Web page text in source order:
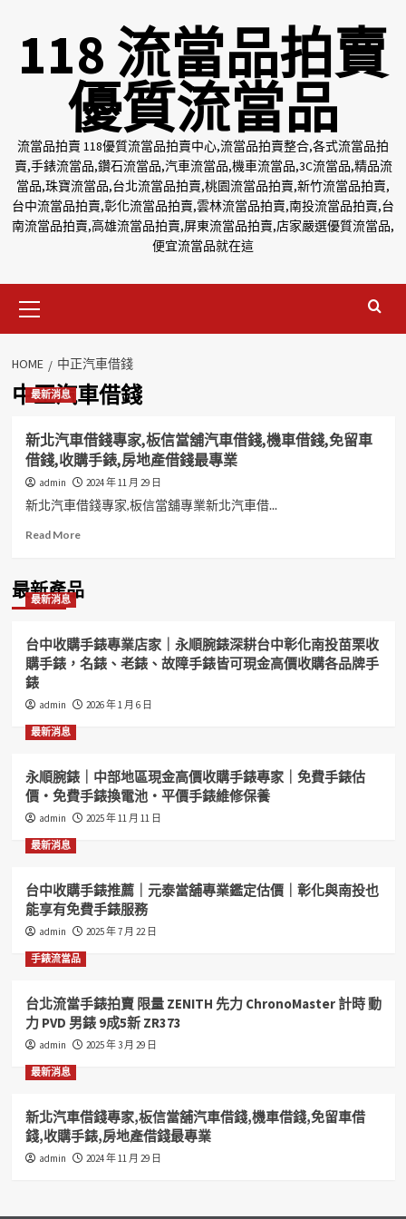
118 流當品拍賣
優質流當品
流當品拍賣 118優質流當品拍賣中心,流當品拍賣整合,各式流當品拍
賣,手錶流當品,鑽石流當品,汽車流當品,機車流當品,3C流當品,精品流
當品,珠寶流當品,台北流當品拍賣,桃園流當品拍賣,新竹流當品拍賣,
台中流當品拍賣,彰化流當品拍賣,雲林流當品拍賣,南投流當品拍賣,台
南流當品拍賣,高雄流當品拍賣,屏東流當品拍賣,店家嚴選優質流當品,
便宜流當品就在這
Menu
HOME 中正汽車借錢
中正汽車借錢
最新消息
新北汽車借錢專家,板信當舖汽車借錢,機車借錢,免留車
借錢,收購手錶,房地產借錢最專業
admin 2024 年 11 月 29 日
新北汽車借錢專家,板信當舖專業新北汽車借...
Read MoreRead
新
北
車
借
錢
家,
舖
汽
借
借
錢,
免
車
錢,
收
購
手
產
借
錢
最新產品
最新消息
台中收購手錶專業店家｜永順腕錶深耕台中彰化南投苗栗收
購手錶，名錶、老錶、故障手錶皆可現金高價收購各品牌手
錶
admin 2026 年 1 月 6 日
最新消息
永順腕錶｜中部地區現金高價收購手錶專家｜免費手錶估
價・免費手錶換電池・平價手錶維修保養
admin 2025 年 11 月 11 日
最新消息
台中收購手錶推薦｜元泰當舖專業鑑定估價｜彰化與南投也
能享有免費手錶服務
admin 2025 年 7 月 22 日
手錶流當品
台北流當手錶拍賣 限量 ZENITH 先力 ChronoMaster 計時 動
力 PVD 男錶 9成5新 ZR373
admin 2025 年 3 月 29 日
最新消息
新北汽車借錢專家,板信當舖汽車借錢,機車借錢,免留車借
錢,收購手錶,房地產借錢最專業
admin 2024 年 11 月 29 日